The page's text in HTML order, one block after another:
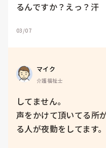
るんですか？えっ？汗
03/07
マイク
介護福祉士
してません。
声をかけて頂いてる所
る人が夜勤をしてます。